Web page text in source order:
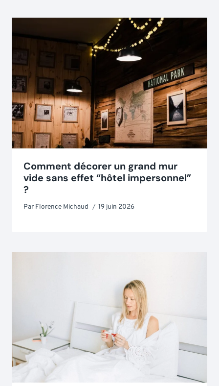
Comment décorer un grand mur
vide sans effet “hôtel impersonnel”
?
Par Florence Michaud 19 juin 2026